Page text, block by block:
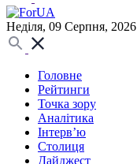
Неділя, 09 Серпня, 2026
Головне
Рейтинги
Точка зору
Аналітика
Інтерв’ю
Столиця
Дайджест